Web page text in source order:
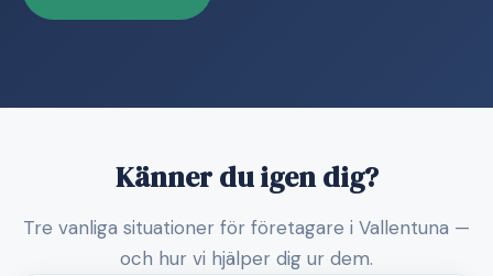
Känner du igen dig?
Tre vanliga situationer för företagare i Vallentuna —
och hur vi hjälper dig ur dem.